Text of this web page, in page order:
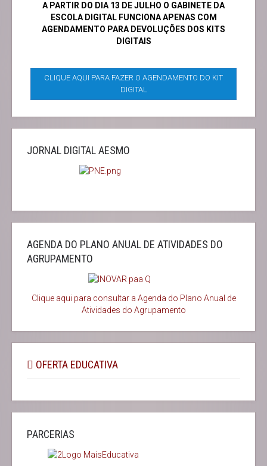
A PARTIR DO DIA 13 DE JULHO O GABINETE DA
ESCOLA DIGITAL FUNCIONA APENAS COM
AGENDAMENTO PARA DEVOLUÇÕES DOS KITS
DIGITAIS
CLIQUE AQUI PARA FAZER O AGENDAMENTO DO KIT
DIGITAL
JORNAL DIGITAL AESMO
AGENDA DO PLANO ANUAL DE ATIVIDADES DO
AGRUPAMENTO
Clique aqui para consultar a Agenda do Plano Anual de
Atividades do Agrupamento
OFERTA EDUCATIVA
PARCERIAS